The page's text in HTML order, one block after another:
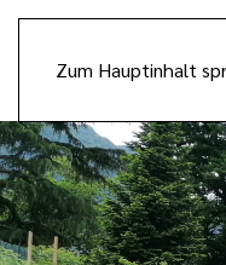
Zum Hauptinhalt